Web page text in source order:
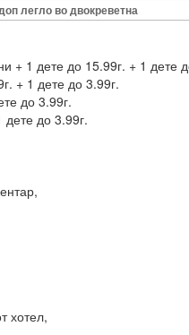
легло во двокреветна
+ 1 дете до 15.99г. + 1 дете
+ 1 дете до 3.99г.
до 3.99г.
до 3.99г.
хотел,